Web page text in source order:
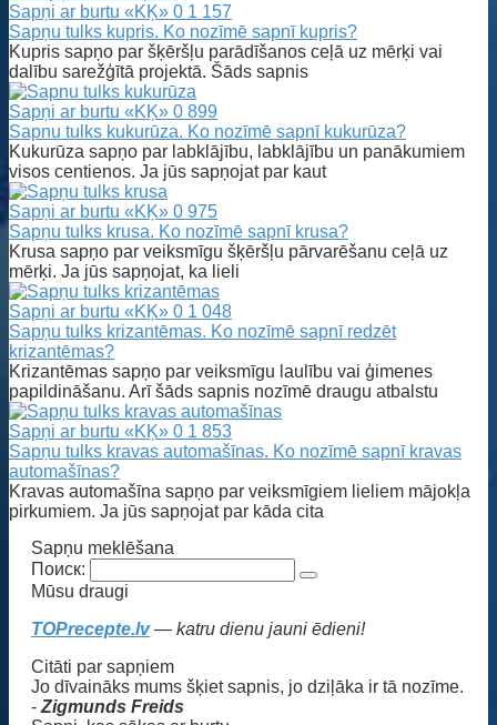
Sapņi ar burtu «KĶ» 0 1 157
Sapņu tulks kupris. Ko nozīmē sapnī kupris?
Kupris sapņo par šķēršļu parādīšanos ceļā uz mērķi vai
dalību sarežģītā projektā. Šāds sapnis
Sapņi ar burtu «KĶ» 0 899
Sapnu tulks kukurūza. Ko nozīmē sapnī kukurūza?
Kukurūza sapņo par labklājību, labklājību un panākumiem
visos centienos. Ja jūs sapņojat par kaut
Sapņi ar burtu «KĶ» 0 975
Sapņu tulks krusa. Ko nozīmē sapnī krusa?
Krusa sapņo par veiksmīgu šķēršļu pārvarēšanu ceļā uz
mērķi. Ja jūs sapņojat, ka lieli
Sapņi ar burtu «KĶ» 0 1 048
Sapņu tulks krizantēmas. Ko nozīmē sapnī redzēt
krizantēmas?
Krizantēmas sapņo par veiksmīgu laulību vai ģimenes
papildināšanu. Arī šāds sapnis nozīmē draugu atbalstu
Sapņi ar burtu «KĶ» 0 1 853
Sapņu tulks kravas automašīnas. Ko nozīmē sapnī kravas
automašīnas?
Kravas automašīna sapņo par veiksmīgiem lieliem mājokļa
pirkumiem. Ja jūs sapņojat par kāda cita
Sapņu meklēšana
Поиск:
Mūsu draugi
TOPrecepte.lv— katru dienu jauni ēdieni!
Citāti par sapņiem
Jo dīvaināks mums šķiet sapnis, jo dziļāka ir tā nozīme.
- Zigmunds Freids